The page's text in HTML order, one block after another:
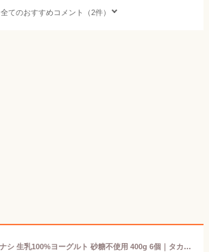
全てのおすすめコメント（2件）
送料無料 タカナシ 生乳100%ヨーグルト 砂糖不使用 400g 6個｜タカナシ乳業 プレーン ヨーグルト プレーンヨーグルト ヨーグルト セット 無糖 ヨーグルト プロバイオティクス lgg 乳酸菌 乳酸菌 送料無料 デザート ヨーグルト ヘルシー ヨーグルト食べる 北海道 生乳 高梨